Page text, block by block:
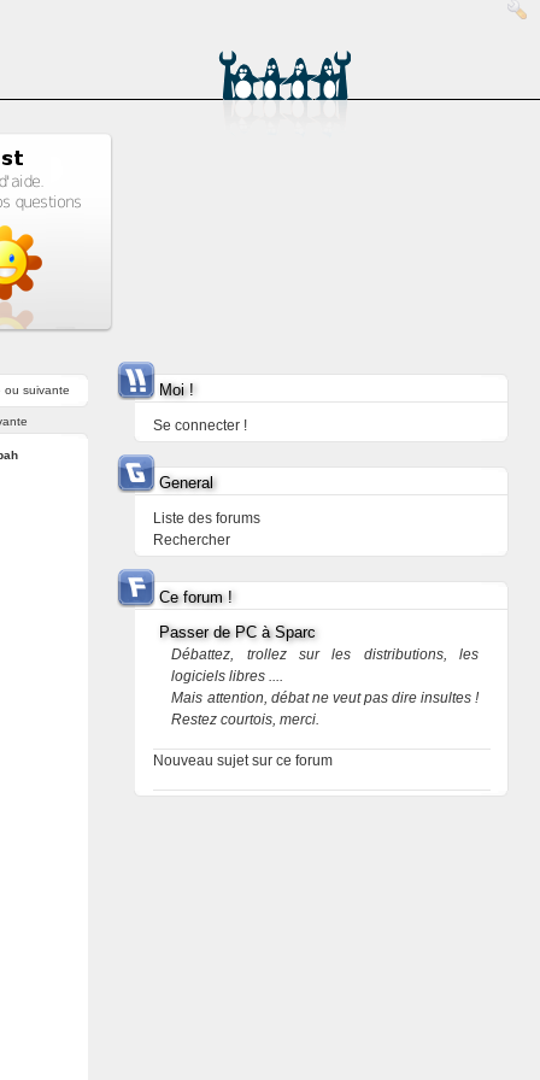
ou suivante Moi !
Se connecter !
General
Liste des forums
Rechercher
Ce forum !
Passer de PC à Sparc
Débattez, trollez sur les distributions, les
logiciels libres ....
Mais attention, débat ne veut pas dire insultes !
Restez courtois, merci.
Nouveau sujet sur ce forum